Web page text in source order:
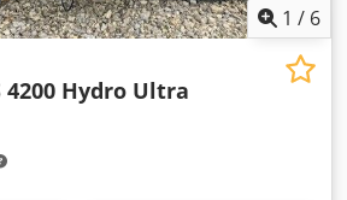
1 / 6
4200 Hydro Ultra